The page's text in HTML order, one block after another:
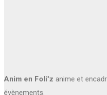
Anim en Foli'z anime et
évènements.